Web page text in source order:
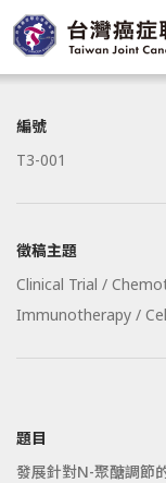
編號
T3-001
徵稿主題
Clinical Trial /
Immunotherapy /
題目
發展針對N-聚醣調節